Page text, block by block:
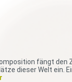
fängt den
dieser Welt ein.